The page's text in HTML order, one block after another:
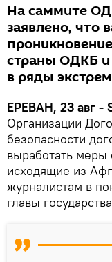
На саммите
заявлено, что
страны ОДКБ и
в ряды
ЕРЕВАН, 23 авг -
Организации
безопасности
выработать меры
исходящие из
журналистам в
главы